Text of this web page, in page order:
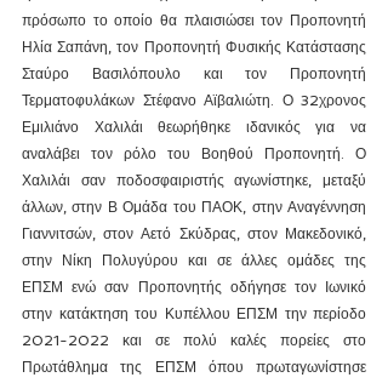
πρόσωπο το οποίο θα πλαισιώσει τον Προπονητή
Ηλία Σαπάνη, τον Προπονητή Φυσικής Κατάστασης
Σταύρο Βασιλόπουλο και τον Προπονητή
Τερματοφυλάκων Στέφανο Αϊβαλιώτη. Ο 32χρονος
Εμιλιάνο Χαλιλάι θεωρήθηκε ιδανικός για να
αναλάβει τον ρόλο του Βοηθού Προπονητή. Ο
Χαλιλάι σαν ποδοσφαιριστής αγωνίστηκε, μεταξύ
άλλων, στην Β Ομάδα του ΠΑΟΚ, στην Αναγέννηση
Γιαννιτσών, στον Αετό Σκύδρας, στον Μακεδονικό,
στην Νίκη Πολυγύρου και σε άλλες ομάδες της
ΕΠΣΜ ενώ σαν Προπονητής οδήγησε τον Ιωνικό
στην κατάκτηση του Κυπέλλου ΕΠΣΜ την περίοδο
2021-2022 και σε πολύ καλές πορείες στο
Πρωτάθλημα της ΕΠΣΜ όπου πρωταγωνίστησε